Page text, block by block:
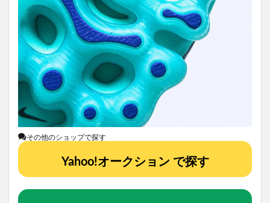
その他のショップで探す
Yahoo!オークション で探す